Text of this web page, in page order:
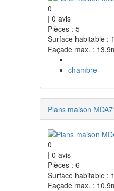
0
| 0 avis
Pièces : 5
Surface habitable :
Façade max. :
chambre
Plans maison
0
| 0 avis
Pièces : 6
Surface habitable :
Façade max. :